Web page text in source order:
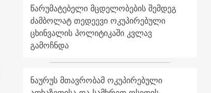
წარუმატებელი მცდელობების შემდეგ
ძამბოლატ თედეევი ოკუპირებული
ცხინვალის პოლიტიკაში კვლავ
გამოჩნდა
ნაურუს მთავრობამ ოკუპირებული